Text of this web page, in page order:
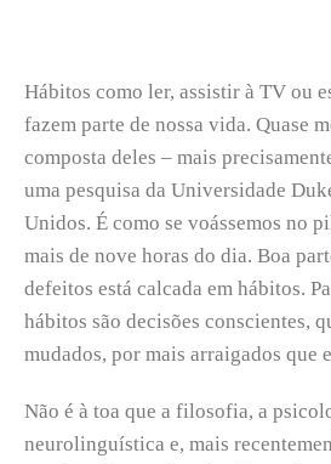
Hábitos como ler, assistir à TV ou
fazem parte de nossa vida. Quase
composta deles – mais
uma pesquisa da Universidade
Unidos. É como se voássemos no
mais de nove horas do dia. Boa
defeitos está calcada em hábitos.
hábitos são decisões conscientes,
mudados, por mais arraigados que
Não é à toa que a filosofia, a
neurolinguística e, mais